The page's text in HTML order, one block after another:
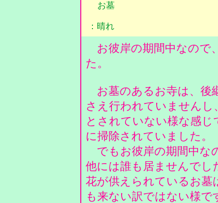
お墓
：晴れ
お彼岸の期間中なので
た。
お墓のあるお寺は、後
さえ行われていません
とされていない様な感
に掃除されていました。
でもお彼岸の期間中な
他には誰も居ませんで
花が供えられているお墓
も来ない訳ではない様で